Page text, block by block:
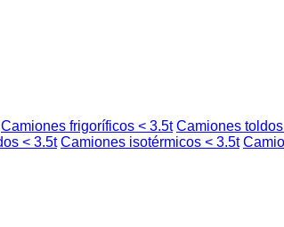
Camiones frigoríficos < 3.5t Camiones
< 3.5t Camiones isotérmicos < 3.5t